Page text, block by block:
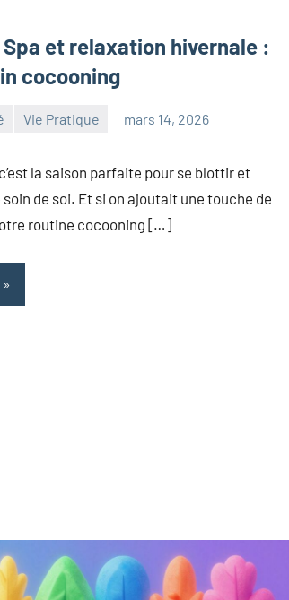
Spa et relaxation hivernale :
cocooning
Vie Pratique mars 14, 2026
c’est la saison parfaite pour se blottir et
de soi. Et si on ajoutait une touche de
routine cocooning […]